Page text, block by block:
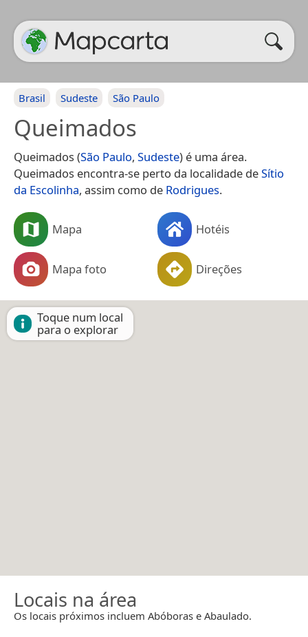
Brasil Sudeste São Paulo
Queimados
Queimados (São Paulo, Sudeste) é uma área.
Queimados encontra-se perto da localidade deSítio
da Escolinha, assim como de Rodrigues.
Mapa Hotéis
Mapa foto Direções
Toque num local
para o explorar
Locais na área
Os locais próximos incluem Abóboras e Abaulado.